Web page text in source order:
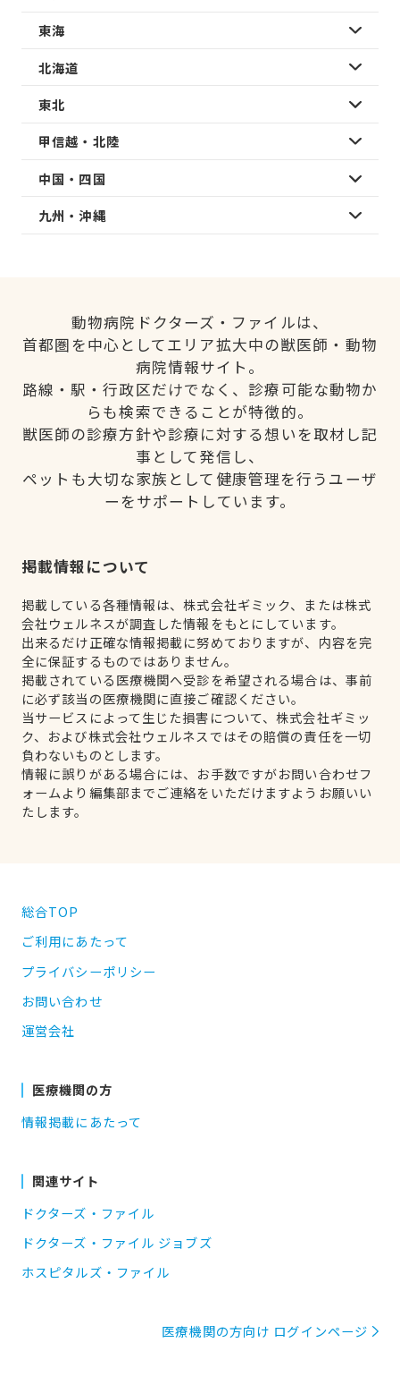
東海
北海道
東北
甲信越・北陸
中国・四国
九州・沖縄
動物病院ドクターズ・ファイルは、
首都圏を中心としてエリア拡大中の獣医師・動物
病院情報サイト。
路線・駅・行政区だけでなく、診療可能な動物か
らも検索できることが特徴的。
獣医師の診療方針や診療に対する想いを取材し記
事として発信し、
ペットも大切な家族として健康管理を行うユーザ
ーをサポートしています。
掲載情報について
掲載している各種情報は、株式会社ギミック、または株式
会社ウェルネスが調査した情報をもとにしています。
出来るだけ正確な情報掲載に努めておりますが、内容を完
全に保証するものではありません。
掲載されている医療機関へ受診を希望される場合は、事前
に必ず該当の医療機関に直接ご確認ください。
当サービスによって生じた損害について、株式会社ギミッ
ク、および株式会社ウェルネスではその賠償の責任を一切
負わないものとします。
情報に誤りがある場合には、お手数ですがお問い合わせフ
ォームより編集部までご連絡をいただけますようお願いい
たします。
総合TOP
ご利用にあたって
プライバシーポリシー
お問い合わせ
運営会社
医療機関の方
情報掲載にあたって
関連サイト
ドクターズ・ファイル
ドクターズ・ファイル ジョブズ
ホスピタルズ・ファイル
医療機関の方向け ログインページ